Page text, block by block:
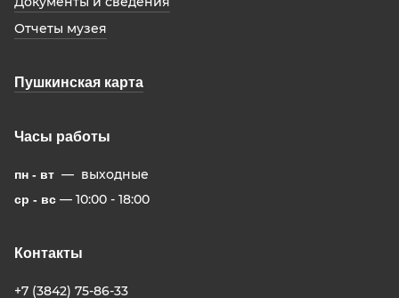
Отчеты музея
Пушкинская карта
Часы работы
пн - вт — выходные
ср - вс — 10:00 - 18:00
Контакты
+7 (3842) 75-86-33